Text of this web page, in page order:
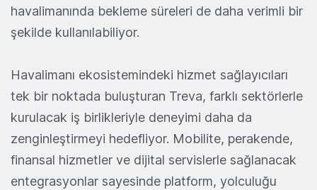
havalimanında bekleme süreleri de daha verimli bir
şekilde kullanılabiliyor.
Havalimanı ekosistemindeki hizmet sağlayıcıları
tek bir noktada buluşturan Treva, farklı sektörlerle
kurulacak iş birlikleriyle deneyimi daha da
zenginleştirmeyi hedefliyor. Mobilite, perakende,
finansal hizmetler ve dijital servislerle sağlanacak
entegrasyonlar sayesinde platform, yolculuğu